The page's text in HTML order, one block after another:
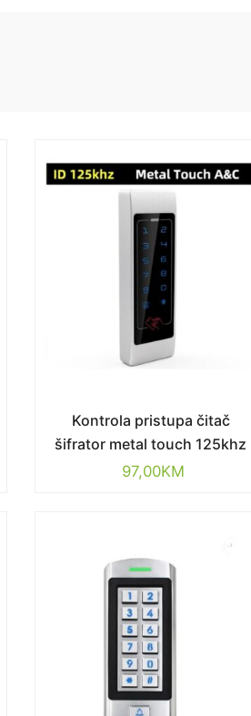
Kontrola pristupa čitač
šifrator metal touch 125khz
97,00KM